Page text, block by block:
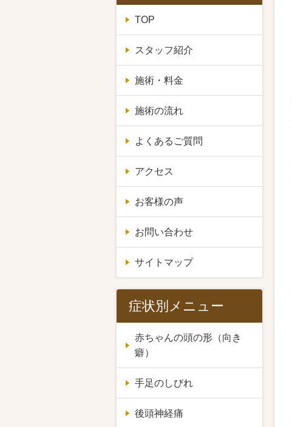
TOP
スタッフ紹介
施術・料金
施術の流れ
よくあるご質問
アクセス
お客様の声
お問い合わせ
サイトマップ
症状別メニュー
赤ちゃんの頭の形（向き
癖）
手足のしびれ
後頭神経痛